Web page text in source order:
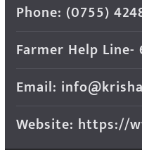
Phone: (0755)
Farmer Help Line-
Email:
Website: https://